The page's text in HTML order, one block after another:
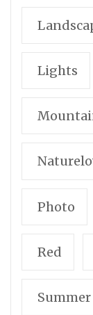
Lights
Photo
Red
Summer